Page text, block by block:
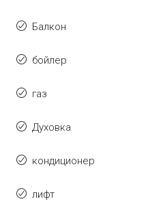
Балкон
бойлер
газ
Духовка
кондиционер
лифт